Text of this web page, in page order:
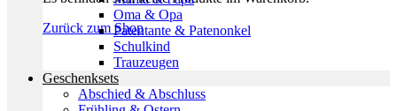
Zurück zum Shop
Oma & Opa
Patentante & Patenonkel
Schulkind
Trauzeugen
Geschenksets
Abschied & Abschluss